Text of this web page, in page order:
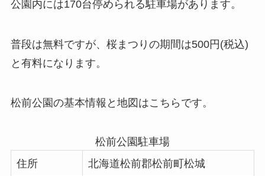
公園内には170台停められる駐車場があります。
普段は無料ですが、 桜まつりの期間は500円(税込)
と有料になります。
松前公園の基本情報と地図はこちらです。
松前公園駐車場
住所
北海道松前郡松前町松城